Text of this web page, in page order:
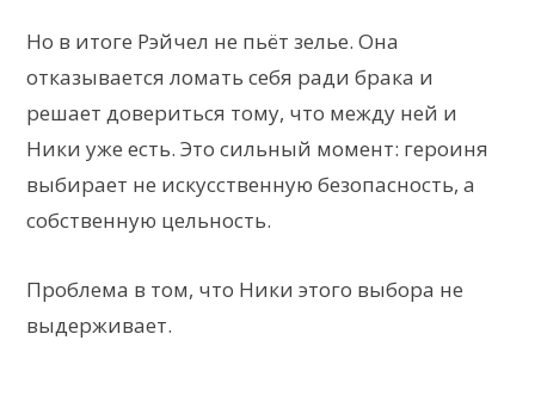
Но в итоге Рэйчел не пьёт зелье. Она
отказывается ломать себя ради брака и
решает довериться тому, что между ней и
Ники уже есть. Это сильный момент: героиня
выбирает не искусственную безопасность, а
собственную цельность.
Проблема в том, что Ники этого выбора не
выдерживает.